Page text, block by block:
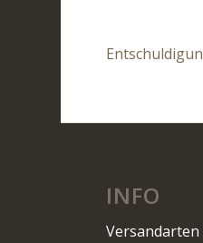
INFO
Versandarten